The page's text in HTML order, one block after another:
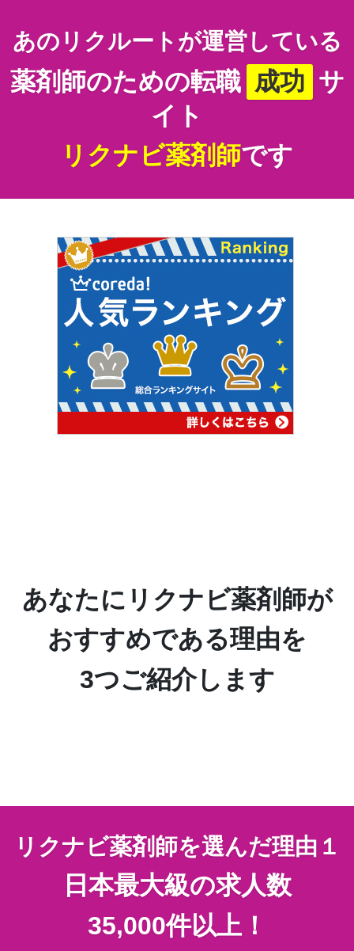
あのリクルートが運営している
薬剤師のための転職 成功 サ
イト
リクナビ薬剤師です
あなたにリクナビ薬剤師が
おすすめである理由を
3つご紹介します
リクナビ薬剤師を選んだ理由１
日本最大級の求人数
35,000件以上！